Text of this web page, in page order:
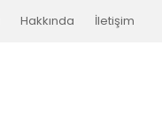
Hakkında İletişim